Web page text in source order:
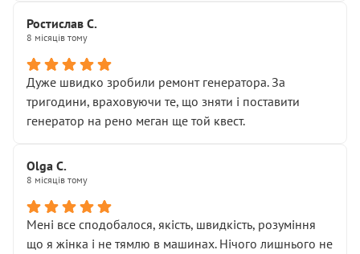
Хотілося б більше:
• належної уваги до авто
• прозорості в роботах і рахунках
• реальної діагностики, а не формального
“подивились і поїхав”
На жаль, складається враження, що сервіс працює не
Стосовно комунікації - все добре
звертатися до цього автосервісу.
Ростислав С.
8 місяців тому
Дуже швидко зробили ремонт генератора. За
тригодини, враховуючи те, що зняти і поставити
генератор на рено меган ще той квест.
Olga С.
8 місяців тому
Мені все сподобалося, якість, швидкість, розуміння
що я жінка і не тямлю в машинах. Нічого лишнього не